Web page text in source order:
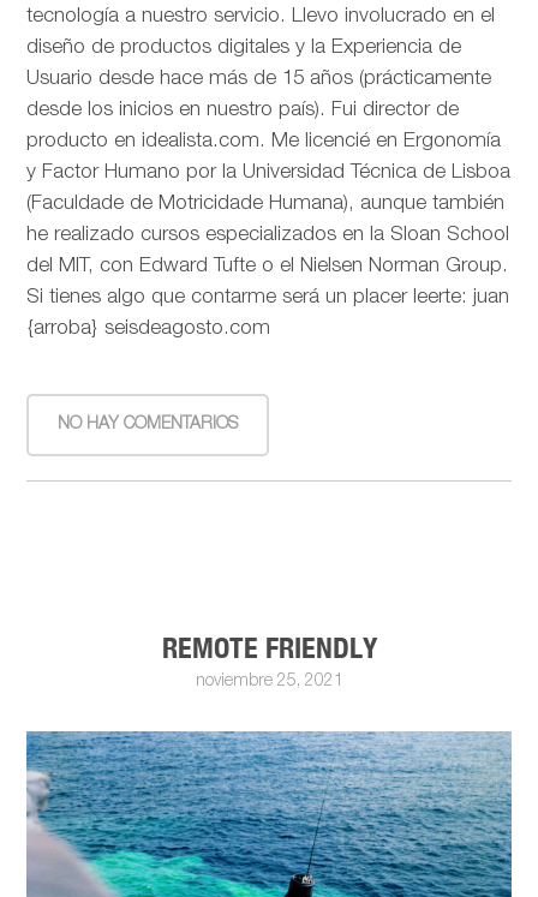
tecnología a nuestro servicio. Llevo involucrado en el
diseño de productos digitales y la Experiencia de
Usuario desde hace más de 15 años (prácticamente
desde los inicios en nuestro país). Fui director de
producto en idealista.com. Me licencié en Ergonomía
y Factor Humano por la Universidad Técnica de Lisboa
(Faculdade de Motricidade Humana), aunque también
he realizado cursos especializados en la Sloan School
del MIT, con Edward Tufte o el Nielsen Norman Group.
Si tienes algo que contarme será un placer leerte: juan
{arroba} seisdeagosto.com
NO HAY COMENTARIOS
REMOTE FRIENDLY
noviembre 25, 2021